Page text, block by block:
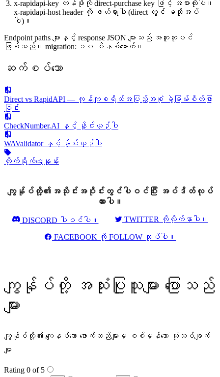
x-rapidapi-key တန်ဖိုးကို direct-purchase key ဖြင့် အစားထိုးပါ။
x-rapidapi-host header ကို ဖယ်ရှားပါ (direct တွင် မလိုအပ်
ပါ)။
Endpoint paths များနှင့် response JSON များသည် အတူတူပင်
ဖြစ်သည်။ migration: ၁၀ မိနစ်အောက်။
ဆက်စပ်သော
Direct vs RapidAPI — ကုန်ကျစရိတ်အပြည့်အစုံ ခွဲခြမ်းစိတ်ဖြာ
ခြင်း
CheckNumber.AI နှင့် နှိုင်းယှဉ်ပါ
WAValidator နှင့် နှိုင်းယှဉ်ပါ
တိုက်ရိုက်ဈေးနှုန်း
ကျွန်ုပ်တို့၏အသိုင်းအဝိုင်းတွင်ပါဝင်ပြီး အပ်ဒိတ်လုပ်
ထားပါ။
DISCORD ပါဝင်ပါ။ TWITTER ကိုလိုက်နာပါ။
FACEBOOK ကို FOLLOW လုပ်ပါ။
ကျွန်ုပ်တို့ အသုံးပြုသူများ ပြောသည်
များ
ကျွန်ုပ်တို့၏ ကျေနပ်သော ဖောက်သည်များမှ စစ်မှန်သော သုံးသပ်ချက်
များ
Rating 0 of 5